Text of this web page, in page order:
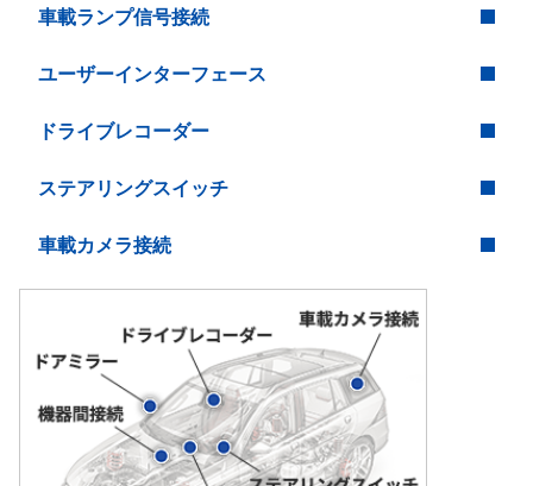
車載ランプ信号接続
ユーザーインターフェース
ドライブレコーダー
ステアリングスイッチ
車載カメラ接続